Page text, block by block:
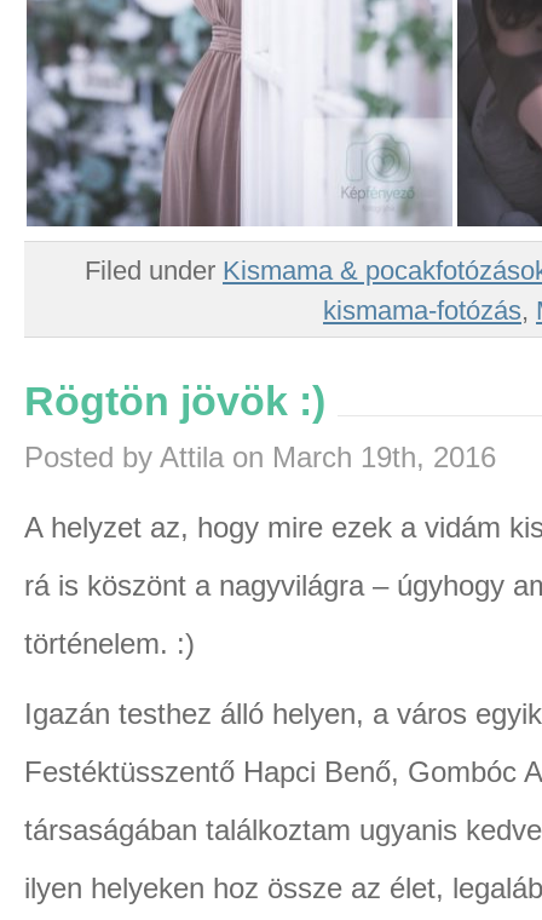
Filed under Kismama &
kismama-fotózás,
Rögtön jövök :)
Posted by Attila on March 19th, 2016
A helyzet az, hogy mire ezek a vidám
rá is köszönt a nagyvilágra – úgyhogy
történelem. :)
Igazán testhez álló helyen, a város
Festéktüsszentő Hapci Benő, Gombóc
társaságában találkoztam ugyanis
ilyen helyeken hoz össze az élet,